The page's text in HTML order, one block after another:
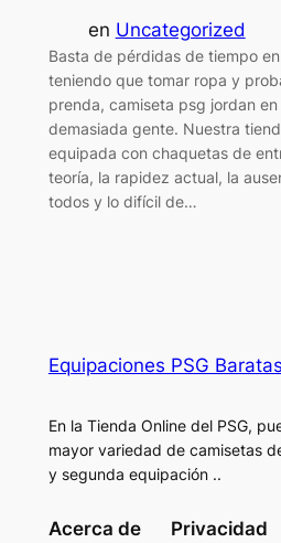
en Uncategorized
Basta de pérdidas de tiempo
teniendo que tomar ropa y
prenda, camiseta psg jordan
demasiada gente. Nuestra
equipada con chaquetas de
teoría, la rapidez actual, la
todos y lo difícil de…
Equipaciones PSG Baratas
En la Tienda Online del PSG,
mayor variedad de camisetas
y segunda equipación ..
Acerca de Privacidad